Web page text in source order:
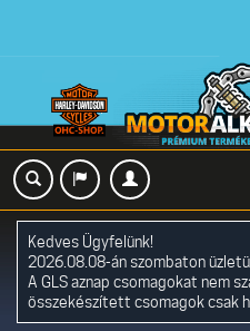
Kedves Ügyfelünk!
2026.08.08-án szombaton
A GLS aznap csomagokat nem
összekészített csomagok csak